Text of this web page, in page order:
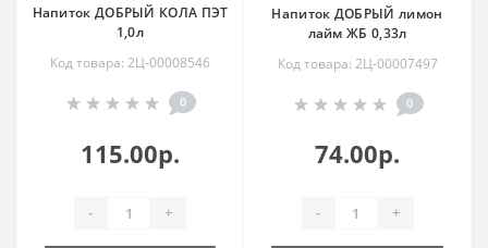
Напиток ДОБРЫЙ КОЛА ПЭТ
1,0л
Код товара: 2Ц-00008546
0
115.00р.
- +
Напиток ДОБРЫЙ лимон
лайм ЖБ 0,33л
Код товара: 2Ц-00007497
0
74.00р.
- +